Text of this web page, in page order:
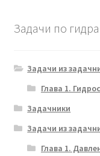
Задачи по
Задачи из
Глава 1.
Задачники
Задачи из
Глава 1.